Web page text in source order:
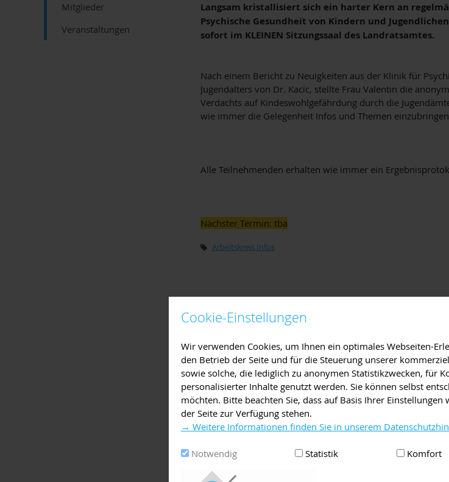
Cookie-Einstellungen
Wir verwenden Cookies, um Ihnen ein optimales Webseiten-
den Betrieb der Seite und für die Steuerung unserer
sowie solche, die lediglich zu anonymen Statistikzwecken, für
personalisierter Inhalte genutzt werden. Sie können selbst
möchten. Bitte beachten Sie, dass auf Basis Ihrer
der Seite zur Verfügung stehen.
→ Weitere Informationen finden Sie in unserem
Notwendig Statistik Komfort
Mitglieder
Veranstaltungen
Langsam kristallisiert sich ein harter Kern an
Psychische Gesundheit von Kindern und
sofort im KLEINEN Sitzungssaal des Landratsamtes.
Nach einem Bericht zu Neuigkeiten aus der Klinik für
Jugendalters von Dr. Kacic, stellte Frau Valentin die
Verdachts auf Kindeswohlgefährdung durch die
wie immer die Gelegenheit Infos und Themen
Alle Teilnehmenden erhalten wie immer ein
Nächster Termin: tba
Arbeitskreis Infos